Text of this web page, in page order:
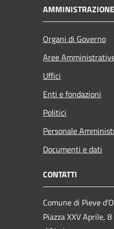
AMMINISTRAZIONE
Organi di Governo
Aree
Uffici
Enti e fondazioni
Politici
Personale
Documenti e dati
CONTATTI
Comune di Pieve
Piazza XXV Aprile,